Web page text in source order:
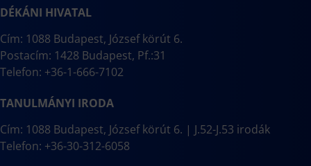
DÉKÁNI HIVATAL
Cím: 1088 Budapest, József körút 6.
Postacím: 1428 Budapest, Pf.:31
Telefon: +36-1-666-7102
TANULMÁNYI IRODA
Cím: 1088 Budapest, József körút 6. | J.52-J.53 irodák
Telefon: +36-30-312-6058